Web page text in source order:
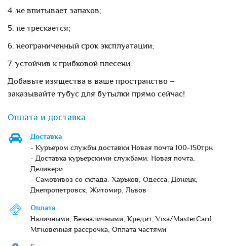
4. не впитывает запахов;
5. не трескается;
6. неограниченный срок эксплуатации;
7. устойчив к грибковой плесени.
Добавьте изящества в ваше пространство –
заказывайте тубус для бутылки прямо сейчас!
Оплата и доставка
Доставка
- Курьером службы доставки Новая почта 100-150грн
- Доставка курьерскими службами: Новая почта,
Деливери
- Самовивоз со склада: Харьков, Одесса, Донецк,
Днепропетровск, Житомир, Львов
Оплата
Наличными, Безналичными, Кредит, Visa/MasterCard,
Мгновенная рассрочка, Оплата частями